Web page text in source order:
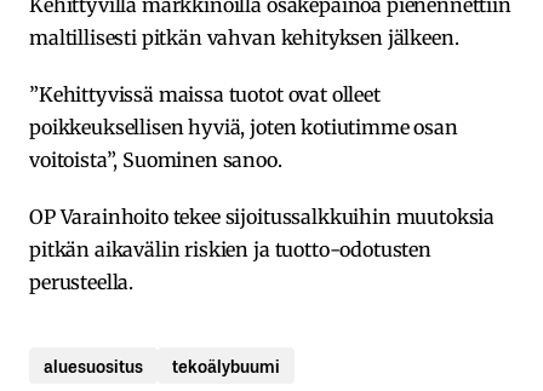
Kehittyvillä markkinoilla osakepainoa pienennettiin
maltillisesti pitkän vahvan kehityksen jälkeen.
”Kehittyvissä maissa tuotot ovat olleet
poikkeuksellisen hyviä, joten kotiutimme osan
voitoista”, Suominen sanoo.
OP Varainhoito tekee sijoitussalkkuihin muutoksia
pitkän aikavälin riskien ja tuotto-odotusten
perusteella.
aluesuositus tekoälybuumi